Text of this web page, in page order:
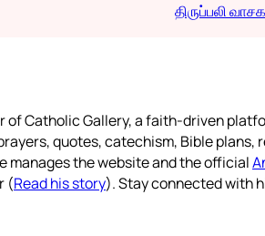
திருப்பலி
of Catholic Gallery, a faith-driven
quotes, catechism, Bible plans,
manages the website and the official
(Read his story). Stay connected with